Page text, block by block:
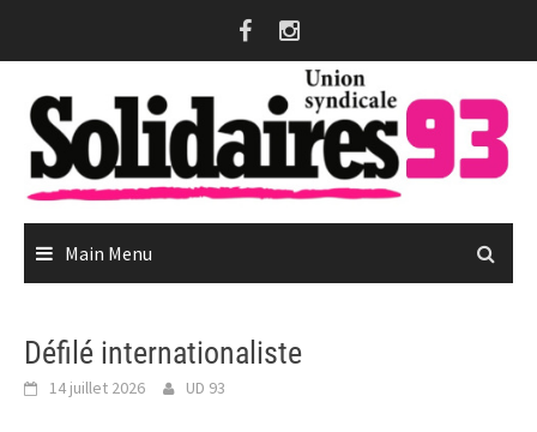
Main Menu
Défilé internationaliste
14 juillet 2026 UD 93